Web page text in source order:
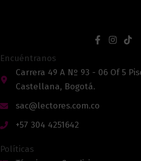
Encuéntranos
Carrera 49 A Nº 93 - 06 Of 5
Castellana, Bogotá.
sac@lectores.com.co
+57 304 4251642
Políticas